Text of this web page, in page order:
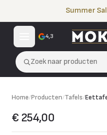
Summer
4,3
Zoek naar producten
Home/Producten/Tafels/
€ 254,00